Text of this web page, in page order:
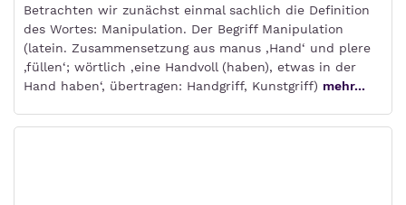
Betrachten wir zunächst einmal sachlich die Definition
des Wortes: Manipulation. Der Begriff Manipulation
(latein. Zusammensetzung aus manus ‚Hand‘ und plere
‚füllen‘; wörtlich ‚eine Handvoll (haben), etwas in der
Hand haben‘, übertragen: Handgriff, Kunstgriff) mehr...